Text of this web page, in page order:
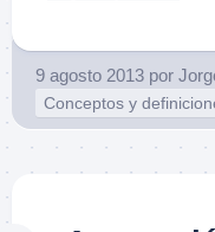
9 agosto 2013 por
Conceptos y